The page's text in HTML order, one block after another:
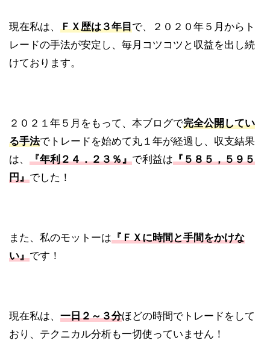
現在私は、 ＦＸ歴は３年目で、２０２０年５月からト
レードの手法が安定し、毎月コツコツと収益を出し続
けております。
２０２１年５月をもって、本ブログで完全公開してい
る手法でトレードを始めて丸１年が経過し、収支結果
は、 『年利２４．２３％』で利益は『５８５，５９５
円』でした！
また、私のモットーは『ＦＸに時間と手間をかけな
い』です！
現在私は、 一日２～３分ほどの時間でトレードをして
おり、テクニカル分析も一切使っていません！